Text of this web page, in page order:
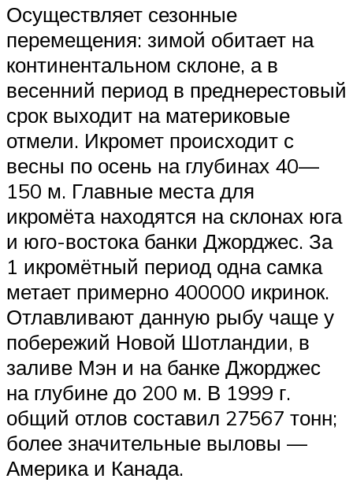
Осуществляет сезонные
перемещения: зимой обитает на
континентальном склоне, а в
весенний период в преднерестовый
срок выходит на материковые
отмели. Икромет происходит с
весны по осень на глубинах 40—
150 м. Главные места для
икромёта находятся на склонах юга
и юго-востока банки Джорджес. За
1 икромётный период одна самка
метает примерно 400000 икринок.
Отлавливают данную рыбу чаще у
побережий Новой Шотландии, в
заливе Мэн и на банке Джорджес
на глубине до 200 м. В 1999 г.
общий отлов составил 27567 тонн;
более значительные выловы —
Америка и Канада.